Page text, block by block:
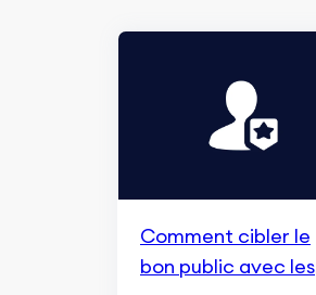
Comment cibler le
bon public avec les